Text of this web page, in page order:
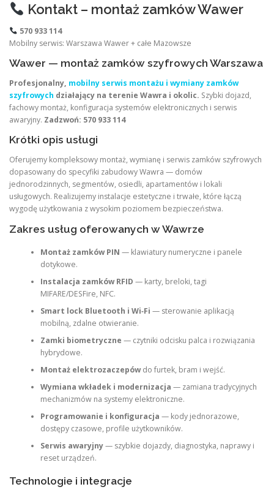
Kontakt – montaż zamków Wawer
570 933 114
Mobilny serwis: Warszawa Wawer + całe Mazowsze
Wawer — montaż zamków szyfrowych Warszawa
Profesjonalny, mobilny serwis montażu i wymiany zamków
szyfrowych działający na terenie Wawra i okolic. Szybki dojazd,
fachowy montaż, konfiguracja systemów elektronicznych i serwis
awaryjny. Zadzwoń: 570 933 114
Krótki opis usługi
Oferujemy kompleksowy montaż, wymianę i serwis zamków szyfrowych
dopasowany do specyfiki zabudowy Wawra — domów
jednorodzinnych, segmentów, osiedli, apartamentów i lokali
usługowych. Realizujemy instalacje estetyczne i trwałe, które łączą
wygodę użytkowania z wysokim poziomem bezpieczeństwa.
Zakres usług oferowanych w Wawrze
Montaż zamków PIN — klawiatury numeryczne i panele
dotykowe.
Instalacja zamków RFID — karty, breloki, tagi
MIFARE/DESFire, NFC.
Smart lock Bluetooth i Wi‑Fi — sterowanie aplikacją
mobilną, zdalne otwieranie.
Zamki biometryczne — czytniki odcisku palca i rozwiązania
hybrydowe.
Montaż elektrozaczepówdo furtek, bram i wejść.
Wymiana wkładek i modernizacja — zamiana tradycyjnych
mechanizmów na systemy elektroniczne.
Programowanie i konfiguracja — kody jednorazowe,
dostępy czasowe, profile użytkowników.
Serwis awaryjny— szybkie dojazdy, diagnostyka, naprawy i
reset urządzeń.
Technologie i integracje